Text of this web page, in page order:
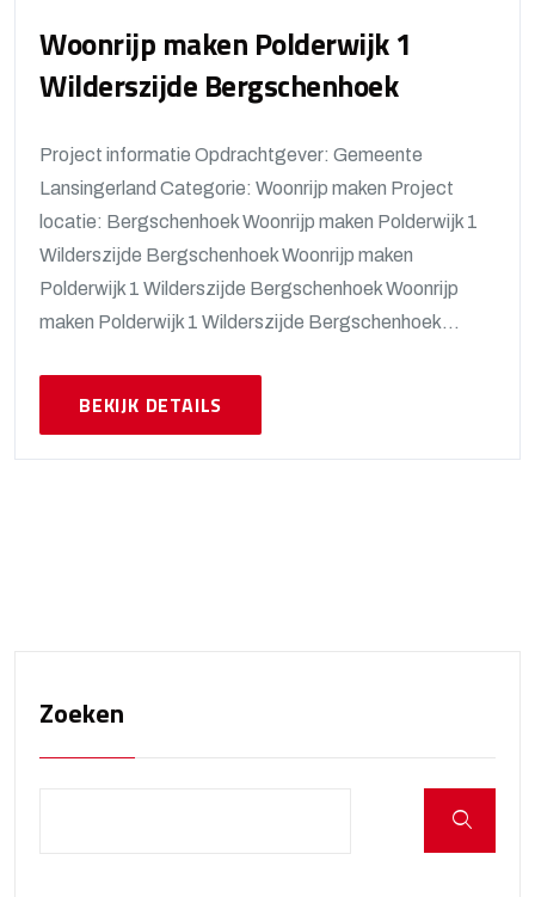
Woonrijp maken Polderwijk 1
Wilderszijde Bergschenhoek
Project informatie Opdrachtgever: Gemeente
Lansingerland Categorie: Woonrijp maken Project
locatie: Bergschenhoek Woonrijp maken Polderwijk 1
Wilderszijde Bergschenhoek Woonrijp maken
Polderwijk 1 Wilderszijde Bergschenhoek Woonrijp
maken Polderwijk 1 Wilderszijde Bergschenhoek...
BEKIJK DETAILS
Zoeken